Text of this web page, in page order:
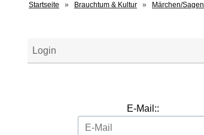
Startseite » Brauchtum & Kultur » Märchen/Sagen
Login
E-Mail::